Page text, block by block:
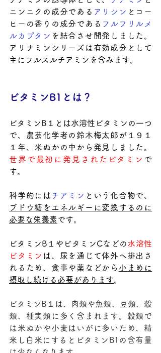
ニンニクの成分である アリシン とコー
ヒーの香りの成分である フルフリルメ
ルカプタン を結合させ開発しました。
アリナミンシリーズは有効成分として
主にフルスルチアミンを含みます。
ビタミンB1とは？
ビタミンB１とは水溶性ビタミンの一つ
で、農芸化学者の鈴木梅太郎が１９１
１年、米ぬかの中から発見しました。
世界で最初に発見されたビタミン で
す。
科学的には チアミン という化合物で、
ブドウ糖をエネルギーに変換するのに
必要な栄養素です。
ビタミンB１やビタミンCなどの水溶性
ビタミン は、尿を通じて体外へ排出さ
れるため、食事や薬などから 小まめに
摂取し続ける必要があります。
ビタミンB１は、肉類や魚類、豆類、穀
類、種実類に多く含まれます。穀類で
は米ぬかや小麦はいがに多いため、精
米し白米にするとビタミンB1の含有量